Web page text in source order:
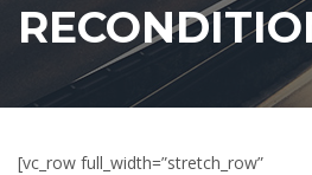
[vc_row full_width=”stretch_row”